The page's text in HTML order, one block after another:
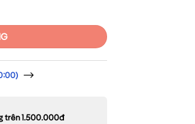
số lượng
trên 1.500.000đ